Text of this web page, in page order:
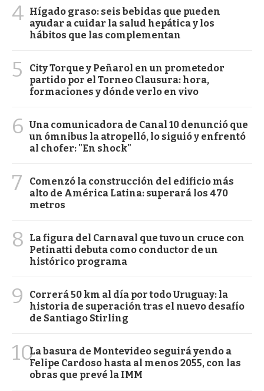
4 Hígado graso: seis bebidas que pueden
ayudar a cuidar la salud hepática y los
hábitos que las complementan
5
City Torque y Peñarol en un prometedor
partido por el Torneo Clausura: hora,
formaciones y dónde verlo en vivo
6 Una comunicadora de Canal 10 denunció que
un ómnibus la atropelló, lo siguió y enfrentó
al chofer: "En shock"
7
Comenzó la construcción del edificio más
alto de América Latina: superará los 470
metros
8
La figura del Carnaval que tuvo un cruce con
Petinatti debuta como conductor de un
histórico programa
9
Correrá 50 km al día por todo Uruguay: la
historia de superación tras el nuevo desafío
de Santiago Stirling
10La basura de Montevideo seguirá yendo a
Felipe Cardoso hasta al menos 2055, con las
obras que prevé la IMM